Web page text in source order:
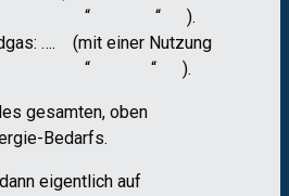
% “ “ “ “ ).
…. (mit einer Nutzung
% “ “ “ “ ).
gesamten, oben
Bedarfs.
eigentlich auf